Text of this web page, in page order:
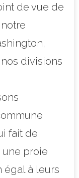
de vue de
divisions
fait de
une proie
égal à leurs